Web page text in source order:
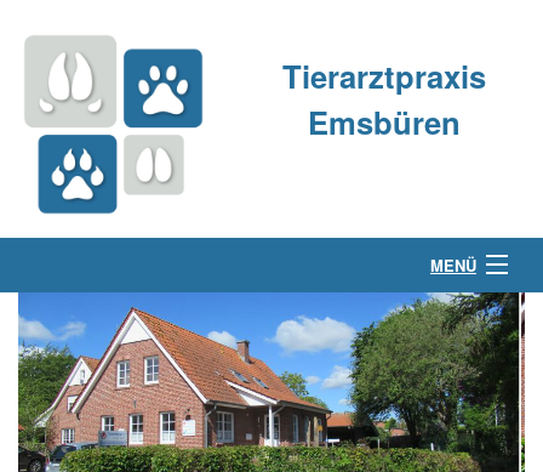
Tierarztpraxis
Emsbüren
MENÜ
Über uns
Kleintierpraxis
Großtierpraxis